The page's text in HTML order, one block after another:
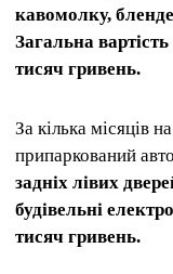
кавомолку,
Загальна
тисяч гривень.
За кілька місяців
припаркований
задніх лівих
будівельні
тисяч гривень.